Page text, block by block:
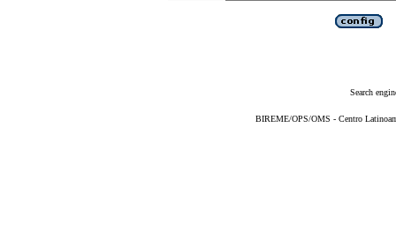
Search
BIREME/OPS/OMS - Centro